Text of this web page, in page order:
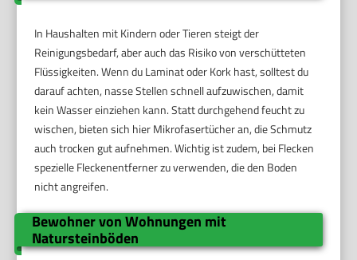
In Haushalten mit Kindern oder Tieren steigt der
Reinigungsbedarf, aber auch das Risiko von verschütteten
Flüssigkeiten. Wenn du Laminat oder Kork hast, solltest du
darauf achten, nasse Stellen schnell aufzuwischen, damit
kein Wasser einziehen kann. Statt durchgehend feucht zu
wischen, bieten sich hier Mikrofasertücher an, die Schmutz
auch trocken gut aufnehmen. Wichtig ist zudem, bei Flecken
spezielle Fleckenentferner zu verwenden, die den Boden
nicht angreifen.
Bewohner von Wohnungen mit
Natursteinböden